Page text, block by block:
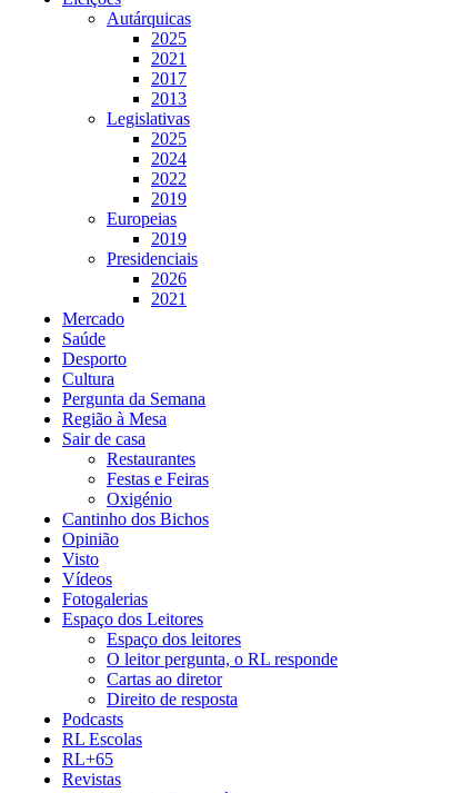
Autárquicas
2025
2021
2017
2013
Legislativas
2025
2024
2022
2019
Europeias
2019
Presidenciais
2026
2021
Mercado
Saúde
Desporto
Cultura
Pergunta da Semana
Região à Mesa
Sair de casa
Restaurantes
Festas e Feiras
Oxigénio
Cantinho dos Bichos
Opinião
Visto
Vídeos
Fotogalerias
Espaço dos Leitores
Espaço dos leitores
O leitor pergunta, o RL responde
Cartas ao diretor
Direito de resposta
Podcasts
RL Escolas
RL+65
Revistas